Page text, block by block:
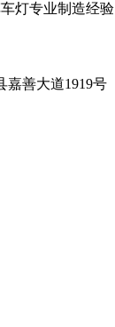
灯专业制造经验
嘉善大道1919号